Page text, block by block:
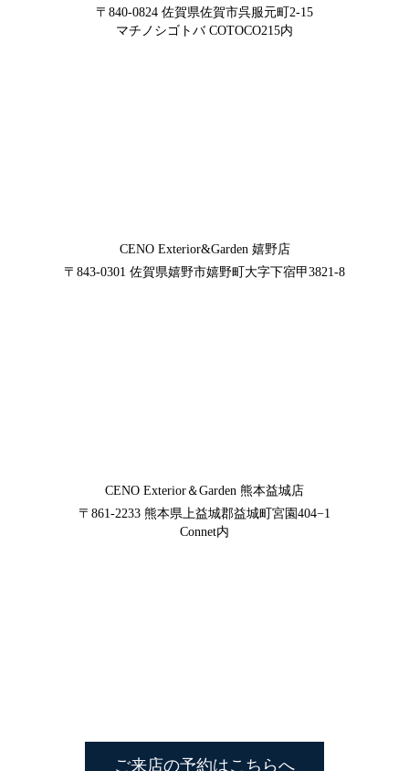
〒840-0824 佐賀県佐賀市呉服元町2-15
マチノシゴトバ COTOCO215内
CENO Exterior&Garden 嬉野店
〒843-0301 佐賀県嬉野市嬉野町大字下宿甲3821-8
CENO Exterior＆Garden 熊本益城店
〒861-2233 熊本県上益城郡益城町宮園404−1
Connet内
ご来店の予約はこちらへ